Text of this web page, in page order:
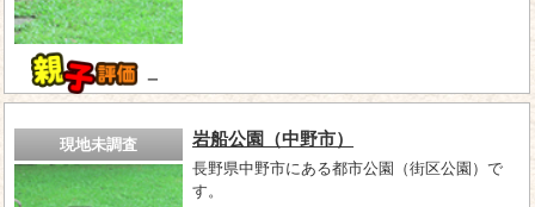
－
現地未調査 岩船公園（中野市）
長野県中野市にある都市公園（街区公園）で
す。